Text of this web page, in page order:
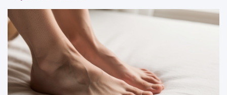
d
o
o
g
a
t
r
z
o
p
o
p
e
r
a
c